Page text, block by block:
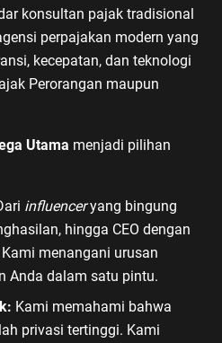
konsultan pajak tradisional
perpajakan modern yang
kecepatan, dan teknologi
Perorangan maupun
Utama menjadi pilihan
influenceryang bingung
hingga CEO dengan
menangani urusan
Anda dalam satu pintu.
Kami memahami bahwa
privasi tertinggi. Kami